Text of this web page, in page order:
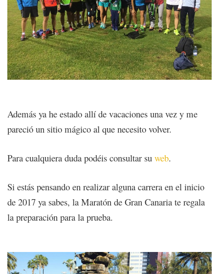
Además ya he estado allí de vacaciones una vez y me
pareció un sitio mágico al que necesito volver.
Para cualquiera duda podéis consultar su web.
Si estás pensando en realizar alguna carrera en el inicio
de 2017 ya sabes, la Maratón de Gran Canaria te regala
la preparación para la prueba.